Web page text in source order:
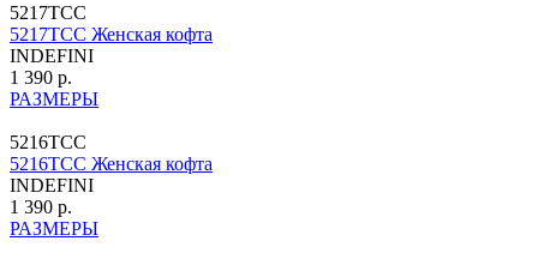
5217TCC
5217TCC Женская кофта
INDEFINI
1 390 р.
РАЗМЕРЫ
5216TCC
5216TCC Женская кофта
INDEFINI
1 390 р.
РАЗМЕРЫ